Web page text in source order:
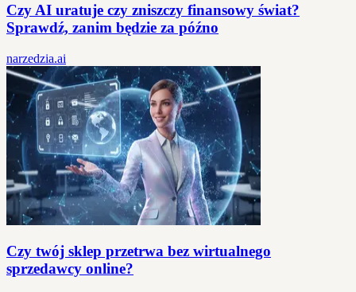
Czy AI uratuje czy zniszczy finansowy świat?
Sprawdź, zanim będzie za późno
narzedzia.ai
Czy twój sklep przetrwa bez wirtualnego
sprzedawcy online?